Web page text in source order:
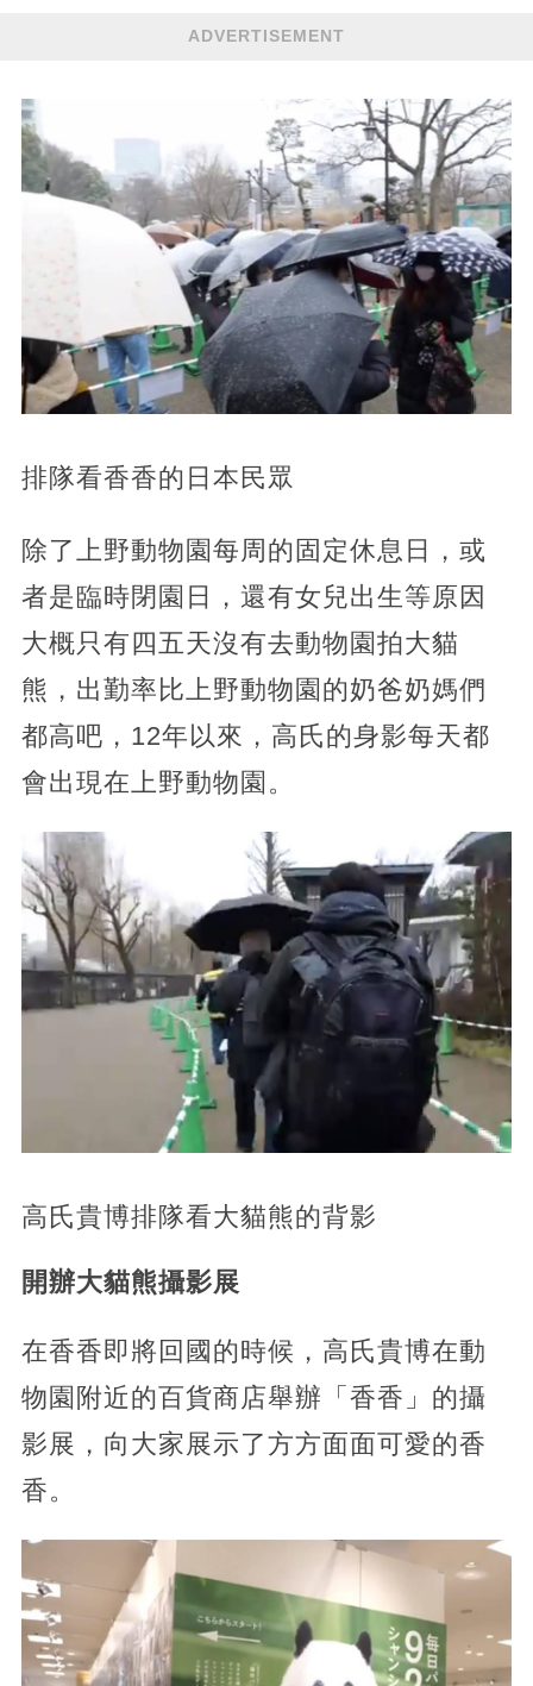
ADVERTISEMENT
排隊看香香的日本民眾
除了上野動物園每周的固定休息日，或
者是臨時閉園日，還有女兒出生等原因
大概只有四五天沒有去動物園拍大貓
熊，出勤率比上野動物園的奶爸奶媽們
都高吧，12年以來，高氏的身影每天都
會出現在上野動物園。
高氏貴博排隊看大貓熊的背影
開辦大貓熊攝影展
在香香即將回國的時候，高氏貴博在動
物園附近的百貨商店舉辦「香香」的攝
影展，向大家展示了方方面面可愛的香
香。